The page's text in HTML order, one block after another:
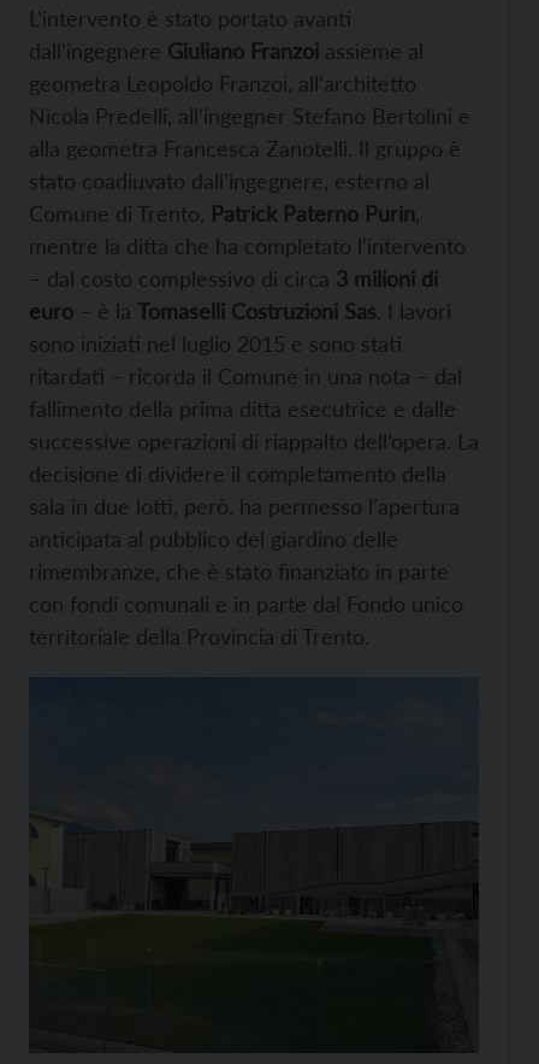
L’intervento è stato portato avanti
dall’ingegnere Giuliano Franzoi assieme al
geometra Leopoldo Franzoi, all’architetto
Nicola Predelli, all’ingegner Stefano Bertolini e
alla geometra Francesca Zanotelli. Il gruppo è
stato coadiuvato dall’ingegnere, esterno al
Comune di Trento, Patrick Paterno Purin
mentre la ditta che ha completato l’intervento
– dal costo complessivo di circa 3 milioni di
euro – è la Tomaselli Costruzioni Sas. I lavori
sono iniziati nel luglio 2015 e sono stati
ritardati – ricorda il Comune in una nota – dal
fallimento della prima ditta esecutrice e dalle
successive operazioni di riappalto dell’opera. La
decisione di dividere il completamento della
sala in due lotti, però, ha permesso l’apertura
anticipata al pubblico del giardino delle
rimembranze, che è stato finanziato in parte
con fondi comunali e in parte dal Fondo unico
territoriale della Provincia di Trento.